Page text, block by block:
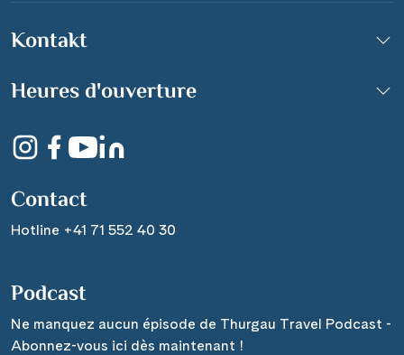
Kontakt
Heures d'ouverture
Contact
Hotline +41 71 552 40 30
Podcast
Ne manquez aucun épisode de Thurgau Travel Podcast -
Abonnez-vous ici dès maintenant !